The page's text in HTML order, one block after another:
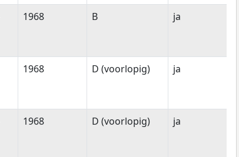
1968 B ja
1968 D (voorlopig) ja
1968 D (voorlopig) ja